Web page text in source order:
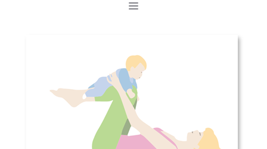
MENÜ